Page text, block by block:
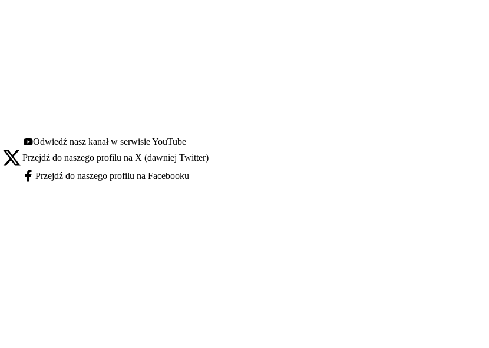
Youtube - otwiera się w nowej karcie
Odwiedź nasz kanał w serwisie YouTube
X - otwiera się w nowej karcie
Przejdź do naszego profilu na X (dawniej Twitter)
Facebook - otwiera się w nowej karcie
Przejdź do naszego profilu na Facebooku